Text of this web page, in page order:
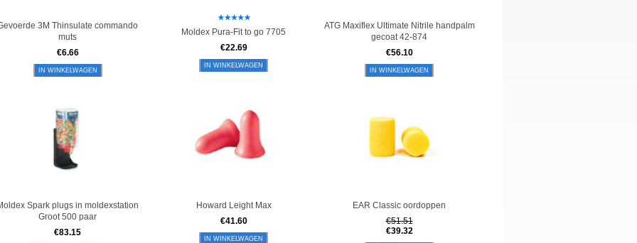
3M Thinsulate commando
muts
€6.66
IN WINKELWAGEN
Moldex Pura-Fit to go 7705
€22.69
IN WINKELWAGEN
ATG Maxiflex Ultimate Nitrile handpalm
gecoat 42-874
€56.10
IN WINKELWAGEN
Spark plugs in moldexstation
Groot 500 paar
€83.15
Howard Leight Max
€41.60
IN WINKELWAGEN
EAR Classic oordoppen
€51.51
€39.32